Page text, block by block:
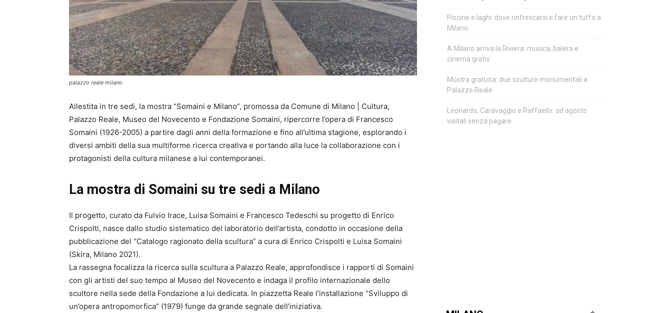
palazzo reale milano
Allestita in tre sedi, la mostra “Somaini e Milano”, promossa da Comune di Milano | Cultura,
Palazzo Reale, Museo del Novecento e Fondazione Somaini, ripercorre l’opera di Francesco
Somaini (1926-2005) a partire dagli anni della formazione e fino all’ultima stagione, esplorando i
diversi ambiti della sua multiforme ricerca creativa e portando alla luce la collaborazione con i
protagonisti della cultura milanese a lui contemporanei.
La mostra di Somaini su tre sedi a Milano
Il progetto, curato da Fulvio Irace, Luisa Somaini e Francesco Tedeschi su progetto di Enrico
Crispolti, nasce dallo studio sistematico del laboratorio dell’artista, condotto in occasione della
pubblicazione del “Catalogo ragionato della scultura” a cura di Enrico Crispolti e Luisa Somaini
(Skira, Milano 2021).
La rassegna focalizza la ricerca sulla scultura a Palazzo Reale, approfondisce i rapporti di Somaini
con gli artisti del suo tempo al Museo del Novecento e indaga il profilo internazionale dello
scultore nella sede della Fondazione a lui dedicata. In piazzetta Reale l’installazione “Sviluppo di
un’opera antropomorfica” (1979) funge da grande segnale dell’iniziativa.
Piscine e laghi: dove rinfrescarsi e fare un tuffo a
Milano
A Milano arriva la Riviera: musica, balera e
cinema gratis
Mostra gratuita: due sculture monumentali a
Palazzo Reale
Leonardo, Caravaggio e Raffaello: ad agosto
visitali senza pagare